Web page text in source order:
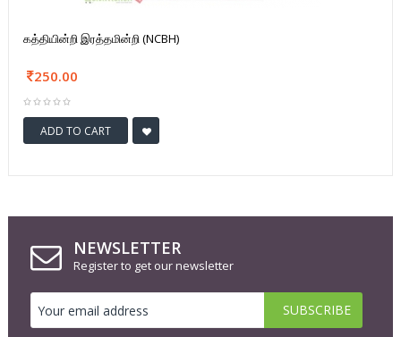
கத்தியின்றி இரத்தமின்றி (NCBH)
250.00
ADD TO CART
NEWSLETTER
Register to get our newsletter